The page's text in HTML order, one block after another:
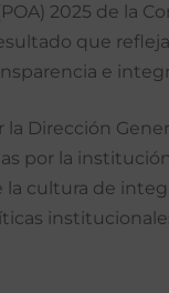
2025 de la
que
e
Dirección
por la
cultura de